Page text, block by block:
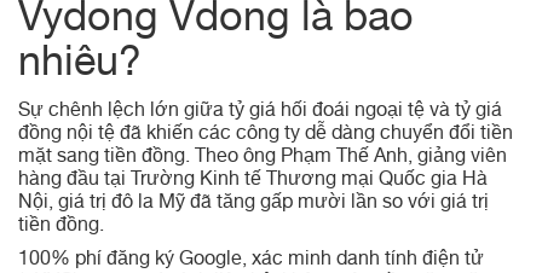
Vydong Vdong là bao
nhiêu?
Sự chênh lệch lớn giữa tỷ giá hối đoái ngoại tệ và tỷ giá
đồng nội tệ đã khiến các công ty dễ dàng chuyển đổi tiền
mặt sang tiền đồng. Theo ông Phạm Thế Anh, giảng viên
hàng đầu tại Trường Kinh tế Thương mại Quốc gia Hà
Nội, giá trị đô la Mỹ đã tăng gấp mười lần so với giá trị
tiền đồng.
100% phí đăng ký Google, xác minh danh tính điện tử